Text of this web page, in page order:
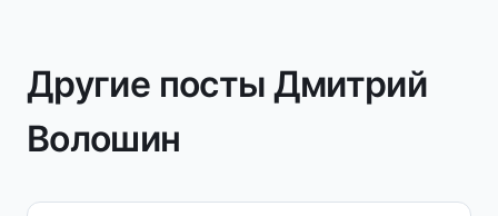
Другие посты Дмитрий
Волошин